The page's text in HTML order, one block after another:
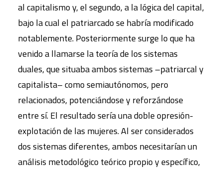
al capitalismo y, el segundo, a la lógica del capital,
bajo la cual el patriarcado se habría modificado
notablemente. Posteriormente surge lo que ha
venido a llamarse la teoría de los sistemas
duales, que situaba ambos sistemas –patriarcal y
capitalista– como semiautónomos, pero
relacionados, potenciándose y reforzándose
entre sí. El resultado sería una doble opresión-
explotación de las mujeres. Al ser considerados
dos sistemas diferentes, ambos necesitarían un
análisis metodológico teórico propio y específico,